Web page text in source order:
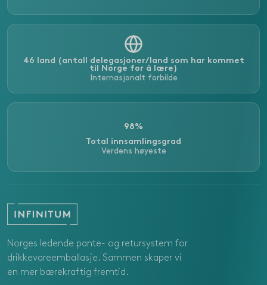
46 land (antall delegasjoner/land som har kommet
til Norge for å lære)
Internasjonalt forbilde
98%
Total innsamlingsgrad
Verdens høyeste
Norges ledende pante- og retursystem for
drikkevareemballasje. Sammen skaper vi
en mer bærekraftig fremtid.